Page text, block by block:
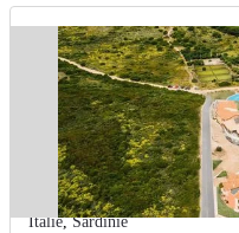
Itálie,Sardinie